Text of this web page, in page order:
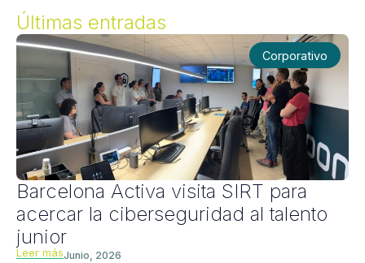
Últimas entradas
Corporativo
Barcelona Activa visita SIRT para
acercar la ciberseguridad al talento
junior
Leer másJunio, 2026